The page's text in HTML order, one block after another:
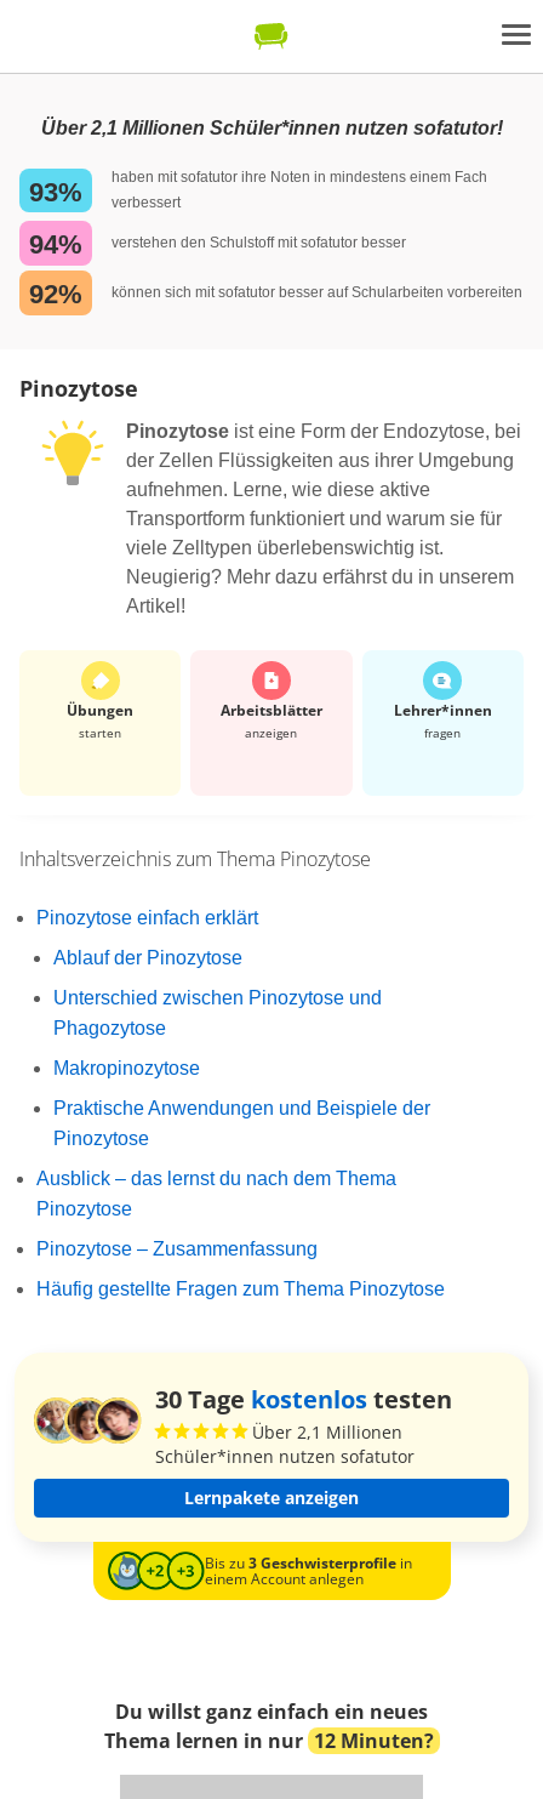
Über 2,1 Millionen Schüler*innen nutzen sofatutor!
93%
haben mit sofatutor ihre Noten in mindestens einem Fach
verbessert
94% verstehen den Schulstoff mit sofatutor besser
92% können sich mit sofatutor besser auf Schularbeiten vorbereiten
Pinozytose
Pinozytose ist eine Form der Endozytose, bei
der Zellen Flüssigkeiten aus ihrer Umgebung
aufnehmen. Lerne, wie diese aktive
Transportform funktioniert und warum sie für
viele Zelltypen überlebenswichtig ist.
Neugierig? Mehr dazu erfährst du in unserem
Artikel!
Übungen
starten
Arbeits­blätter
anzeigen
Lehrer*​innen
fragen
Inhaltsverzeichnis zum Thema Pinozytose
Pinozytose einfach erklärt
Ablauf der Pinozytose
Unterschied zwischen Pinozytose und
Phagozytose
Makropinozytose
Praktische Anwendungen und Beispiele der
Pinozytose
Ausblick – das lernst du nach dem Thema
Pinozytose
Pinozytose – Zusammenfassung
Häufig gestellte Fragen zum Thema Pinozytose
30 Tage kostenlostesten
Über 2,1 Millionen
Schüler*innen nutzen sofatutor
Lernpakete anzeigen
Bis zu3 Geschwisterprofilein
einem Account anlegen
Du willst ganz einfach ein neues
Thema lernen in nur 12 Minuten?